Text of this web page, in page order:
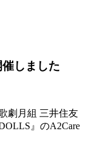
しました
劇月組 三井住友
』のA2Care